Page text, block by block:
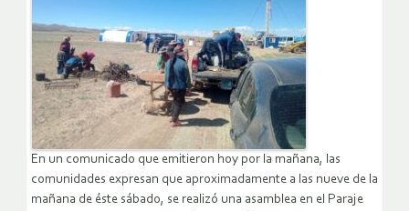
En un comunicado que emitieron hoy por la mañana, las
comunidades expresan que aproximadamente a las nueve de la
mañana de éste sábado, se realizó una asamblea en el Paraje